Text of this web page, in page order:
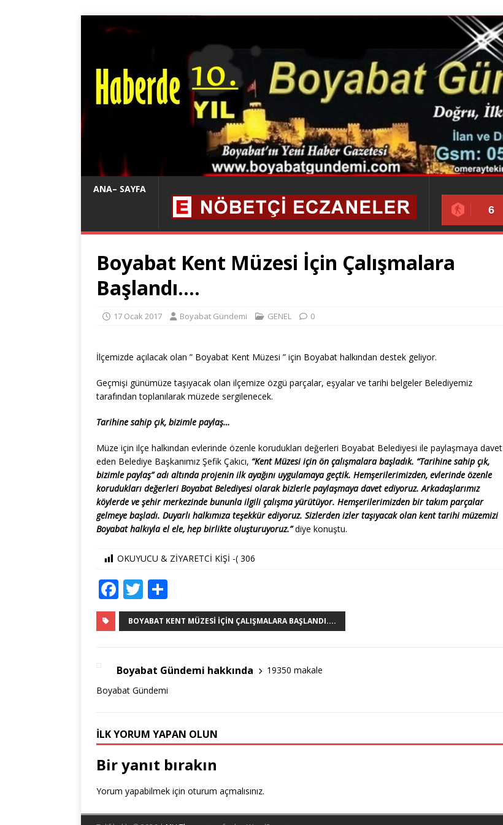
ANA– SAYFA
6
Boyabat Kent Müzesi İçin Çalışmalara
Başlandı….
17 Ocak 2017 Boyabat Gündemi GENEL 0
İlçemizde açılacak olan ” Boyabat Kent Müzesi ” için Boyabat halkından destek geliyor.
Geçmişi günümüze taşıyacak olan ilçemize özgü parçalar, eşyalar ve tarihi belgeler Belediyemiz
tarafından toplanılarak müzede sergilenecek.
Tarihine sahip çık, bizimle paylaş…
Müze için ilçe halkından evlerinde özenle korudukları değerleri Boyabat Belediyesi ile paylaşmaya davet
eden Belediye Başkanımız Şefik Çakıcı, “Kent Müzesi için ön çalışmalara başladık. “Tarihine sahip çık,
bizimle paylaş” adı altında projenin ilk ayağını uygulamaya geçtik. Hemşerilerimizden, evlerinde özenle
korudukları değerleri Boyabat Belediyesi olarak bizlerle paylaşmaya davet ediyoruz. Arkadaşlarımız
köylerde ve şehir merkezinde bununla ilgili çalışma yürütüyor. Hemşerilerimizden bir takım parçalar
gelmeye başladı. Duyarlı halkımıza teşekkür ediyoruz. Sizlerden izler taşıyacak olan kent tarihi müzemizi
Boyabat halkıyla el ele, hep birlikte oluşturuyoruz.” diye konuştu.
OKUYUCU & ZİYARETCİ KİŞİ -( 306
F
a
c
b
o
k
T
w
it
r
h
ar
BOYABAT KENT MÜZESI İÇIN ÇALIŞMALARA BAŞLANDI....
Boyabat Gündemi hakkında
19350 makale
Boyabat Gündemi
İLK YORUM YAPAN OLUN
Bir yanıt bırakın
Yorum yapabilmek için oturum açmalısınız.